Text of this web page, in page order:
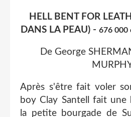
HELL BENT FOR
DANS LA PEAU) -676 000
De George
Après s'être fait voler
boy Clay Santell fait une
la petite bourgade de